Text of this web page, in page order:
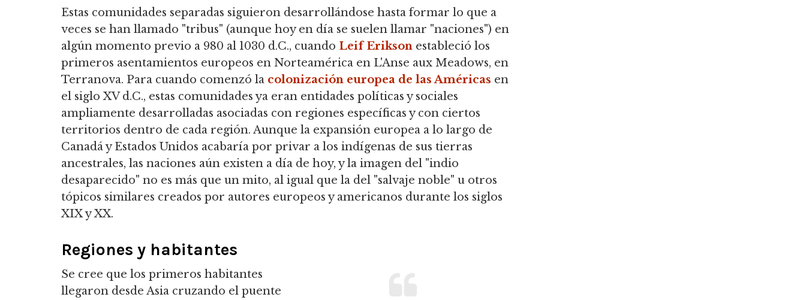
Estas comunidades separadas siguieron desarrollándose hasta formar lo que a
veces se han llamado "tribus" (aunque hoy en día se suelen llamar "naciones") en
algún momento previo a 980 al 1030 d.C., cuando Leif Erikson estableció los
primeros asentamientos europeos en Norteamérica en L'Anse aux Meadows, en
Terranova. Para cuando comenzó la colonización europea de las Américas en
el siglo XV d.C., estas comunidades ya eran entidades políticas y sociales
ampliamente desarrolladas asociadas con regiones específicas y con ciertos
territorios dentro de cada región. Aunque la expansión europea a lo largo de
Canadá y Estados Unidos acabaría por privar a los indígenas de sus tierras
ancestrales, las naciones aún existen a día de hoy, y la imagen del "indio
desaparecido" no es más que un mito, al igual que la del "salvaje noble" u otros
tópicos similares creados por autores europeos y americanos durante los siglos
XIX y XX.
Regiones y habitantes
Se cree que los primeros habitantes
llegaron desde Asia cruzando el puente